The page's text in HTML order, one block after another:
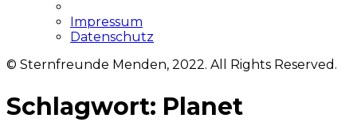
Impressum
Datenschutz
© Sternfreunde Menden, 2022. All Rights Reserved.
Schlagwort: Planet